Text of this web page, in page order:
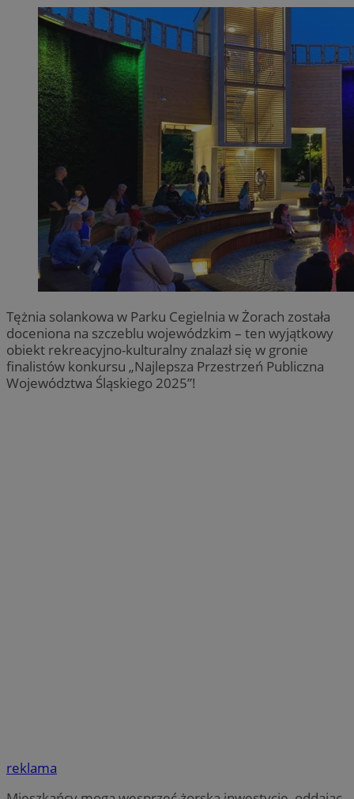
Tężnia solankowa w Parku Cegielnia w Żorach została
doceniona na szczeblu wojewódzkim – ten wyjątkowy
obiekt rekreacyjno-kulturalny znalazł się w gronie
finalistów konkursu „Najlepsza Przestrzeń Publiczna
Województwa Śląskiego 2025”!
reklama